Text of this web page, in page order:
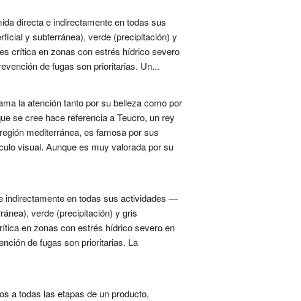
directa e indirectamente en todas sus
y subterránea), verde (precipitación) y
crítica en zonas con estrés hídrico severo
de fugas son prioritarias. Un...
la atención tanto por su belleza como por
se cree hace referencia a Teucro, un rey
mediterránea, es famosa por sus
visual. Aunque es muy valorada por su
indirectamente en todas sus actividades —
verde (precipitación) y gris
en zonas con estrés hídrico severo en
de fugas son prioritarias. La
a todas las etapas de un producto,